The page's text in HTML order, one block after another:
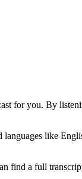
for you. By
like
find a full